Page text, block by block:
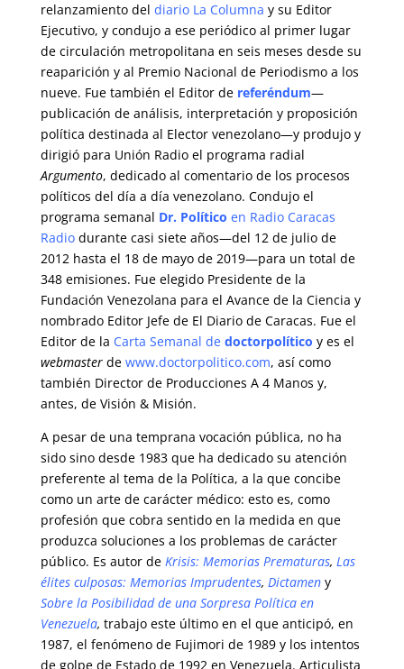
relanzamiento del diario La Columna y su Editor
Ejecutivo, y condujo a ese periódico al primer lugar
de circulación metropolitana en seis meses desde su
reaparición y al Premio Nacional de Periodismo a los
nueve. Fue también el Editor de referéndum—
publicación de análisis, interpretación y proposición
política destinada al Elector venezolano—y produjo y
dirigió para Unión Radio el programa radial
Argumento, dedicado al comentario de los procesos
políticos del día a día venezolano. Condujo el
programa semanal Dr. Político en Radio Caracas
Radio durante casi siete años—del 12 de julio de
2012 hasta el 18 de mayo de 2019—para un total de
348 emisiones. Fue elegido Presidente de la
Fundación Venezolana para el Avance de la Ciencia y
nombrado Editor Jefe de El Diario de Caracas. Fue el
Editor de la Carta Semanal de doctorpolítico y es el
webmaster de www.doctorpolitico.com, así como
también Director de Producciones A 4 Manos y,
antes, de Visión & Misión.
A pesar de una temprana vocación pública, no ha
sido sino desde 1983 que ha dedicado su atención
preferente al tema de la Política, a la que concibe
como un arte de carácter médico: esto es, como
profesión que cobra sentido en la medida en que
produzca soluciones a los problemas de carácter
público. Es autor de Krisis: Memorias Prematuras, Las
élites culposas: Memorias Imprudentes, Dictamen y
Sobre la Posibilidad de una Sorpresa Política en
Venezuela, trabajo este último en el que anticipó, en
1987, el fenómeno de Fujimori de 1989 y los intentos
de golpe de Estado de 1992 en Venezuela. Articulista